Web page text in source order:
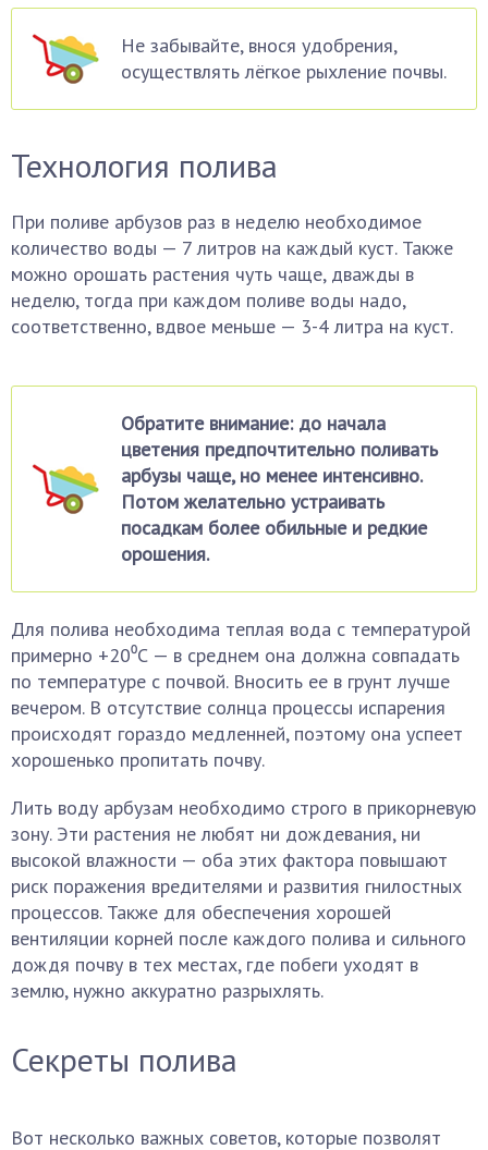
Не забывайте, внося удобрения,
осуществлять лёгкое рыхление почвы.
Технология полива
При поливе арбузов раз в неделю необходимое
количество воды — 7 литров на каждый куст. Также
можно орошать растения чуть чаще, дважды в
неделю, тогда при каждом поливе воды надо,
соответственно, вдвое меньше — 3-4 литра на куст.
Обратите внимание: до начала
цветения предпочтительно поливать
арбузы чаще, но менее интенсивно.
Потом желательно устраивать
посадкам более обильные и редкие
орошения.
Для полива необходима теплая вода с температурой
примерно +20⁰С — в среднем она должна совпадать
по температуре с почвой. Вносить ее в грунт лучше
вечером. В отсутствие солнца процессы испарения
происходят гораздо медленней, поэтому она успеет
хорошенько пропитать почву.
Лить воду арбузам необходимо строго в прикорневую
зону. Эти растения не любят ни дождевания, ни
высокой влажности — оба этих фактора повышают
риск поражения вредителями и развития гнилостных
процессов. Также для обеспечения хорошей
вентиляции корней после каждого полива и сильного
дождя почву в тех местах, где побеги уходят в
землю, нужно аккуратно разрыхлять.
Секреты полива
Вот несколько важных советов, которые позволят